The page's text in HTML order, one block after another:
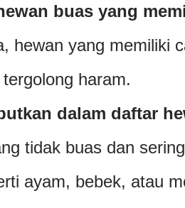
buas yang
hewan yang memiliki
haram.
dalam daftar
tidak buas dan
ayam, bebek, atau